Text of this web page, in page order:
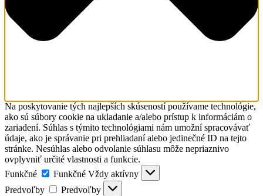
Na poskytovanie tých najlepších skúseností používame technológie,
ako sú súbory cookie na ukladanie a/alebo prístup k informáciám o
zariadení. Súhlas s týmito technológiami nám umožní spracovávať
údaje, ako je správanie pri prehliadaní alebo jedinečné ID na tejto
stránke. Nesúhlas alebo odvolanie súhlasu môže nepriaznivo
ovplyvniť určité vlastnosti a funkcie.
Funkčné
Funkčné Vždy aktívny
Predvoľby
Predvoľby